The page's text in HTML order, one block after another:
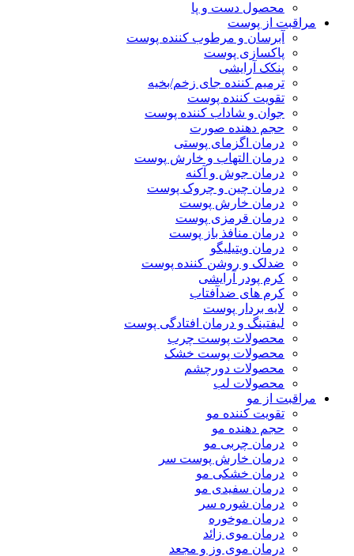
محصول دست و پا
مراقبت از پوست
آبرسان و مرطوب کننده پوست
پاکسازی پوست
پنکک آرایشی
ترمیم کننده جای زخم/بخیه
تقویت کننده پوست
جوان و شاداب کننده پوست
حجم دهنده صورت
درمان اگزمای پوستی
درمان التهاب و خارش پوست
درمان جوش و آکنه
درمان چین و چروک پوست
درمان خارش پوست
درمان قرمزی پوست
درمان منافذ باز پوست
درمان ویتیلیگو
ضدلک و روشن کننده پوست
کرم پودر آرایشی
کرم های ضدآفتاب
لایه بردار پوست
لیفتینگ و درمان افتادگی پوست
محصولات پوست چرب
محصولات پوست خشک
محصولات دورچشم
محصولات لب
مراقبت از مو
تقویت کننده مو
حجم دهنده مو
درمان چربی مو
درمان خارش پوست سر
درمان خشکی مو
درمان سفیدی مو
درمان شوره سر
درمان موخوره
درمان موی زائد
درمان موی وز و مجعد